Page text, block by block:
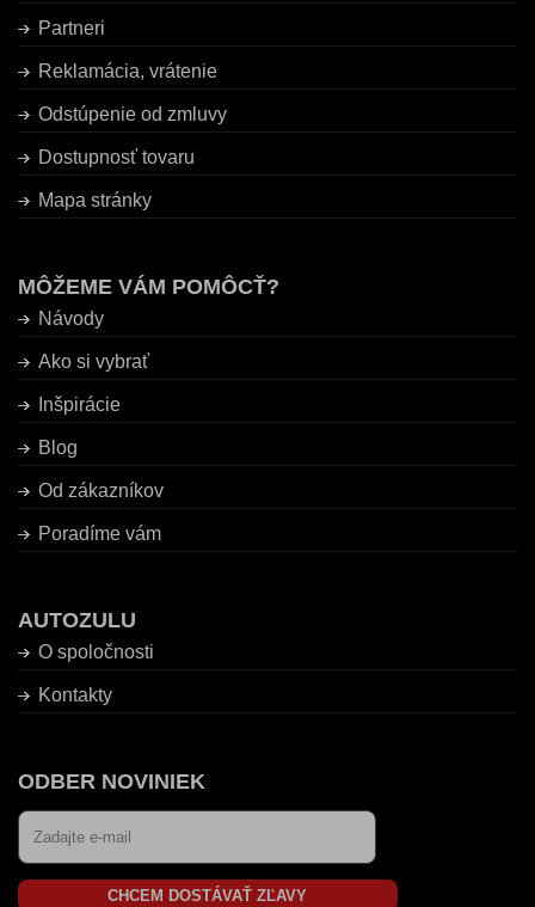
Partneri
Reklamácia, vrátenie
Odstúpenie od zmluvy
Dostupnosť tovaru
Mapa stránky
MÔŽEME VÁM POMÔCŤ?
Návody
Ako si vybrať
Inšpirácie
Blog
Od zákazníkov
Poradíme vám
AUTOZULU
O spoločnosti
Kontakty
ODBER NOVINIEK
CHCEM DOSTÁVAŤ ZĽAVY